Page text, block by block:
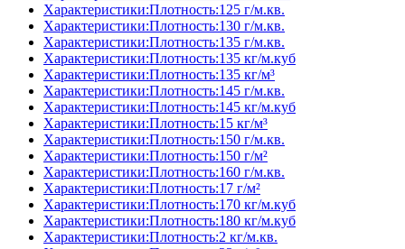
Характеристики:Плотность:125 г/м.кв.
Характеристики:Плотность:130 г/м.кв.
Характеристики:Плотность:135 г/м.кв.
Характеристики:Плотность:135 кг/м.куб
Характеристики:Плотность:135 кг/м³
Характеристики:Плотность:145 г/м.кв.
Характеристики:Плотность:145 кг/м.куб
Характеристики:Плотность:15 кг/м³
Характеристики:Плотность:150 г/м.кв.
Характеристики:Плотность:150 г/м²
Характеристики:Плотность:160 г/м.кв.
Характеристики:Плотность:17 г/м²
Характеристики:Плотность:170 кг/м.куб
Характеристики:Плотность:180 кг/м.куб
Характеристики:Плотность:2 кг/м.кв.